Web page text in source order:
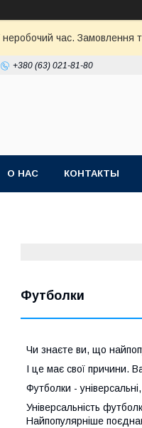
неробочий час.
+380 (63) 021-81-80
О НАС КОНТАКТЫ
Футболки
Чи знаєте ви, що
І це має свої причини.
Футболки -
Універсальність
Найпопулярніше